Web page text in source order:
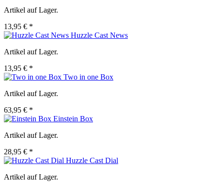
Artikel auf Lager.
13,95 € *
Huzzle Cast News
Artikel auf Lager.
13,95 € *
Two in one Box
Artikel auf Lager.
63,95 € *
Einstein Box
Artikel auf Lager.
28,95 € *
Huzzle Cast Dial
Artikel auf Lager.